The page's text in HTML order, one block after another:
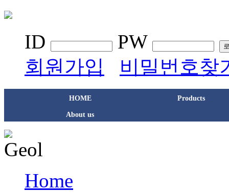
ID PW
회원가입 비밀번호찾
HOME Products
About us
Home